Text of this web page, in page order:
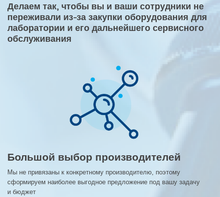
Делаем так, чтобы вы и ваши сотрудники не
переживали из-за закупки оборудования для
лаборатории и его дальнейшего сервисного
обслуживания
Большой выбор производителей
Мы не привязаны к конкретному производителю, поэтому
сформируем наиболее выгодное предложение под вашу задачу
и бюджет